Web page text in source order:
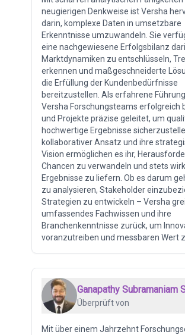
neugierigen Denkweise ist Versha
darin, komplexe Daten in umsetzbare
Erkenntnisse umzuwandeln. Sie
eine nachgewiesene Erfolgsbilanz
Marktdynamiken zu entschlüsseln,
erkennen und maßgeschneiderte
die Erfüllung der Kundenbedürfnisse
bereitzustellen. Als erfahrene
Versha Forschungsteams erfolgreich
und Projekte präzise geleitet, um
hochwertige Ergebnisse
kollaborativer Ansatz und ihre
Vision ermöglichen es ihr,
Chancen zu verwandeln und stets
Ergebnisse zu liefern. Ob es darum
zu analysieren, Stakeholder
Strategien zu entwickeln – Versha
umfassendes Fachwissen und ihre
Branchenkenntnisse zurück, um
voranzutreiben und messbaren Wert
Ganapathy Subramaniam
Überprüft von
Mit über einem Jahrzehnt